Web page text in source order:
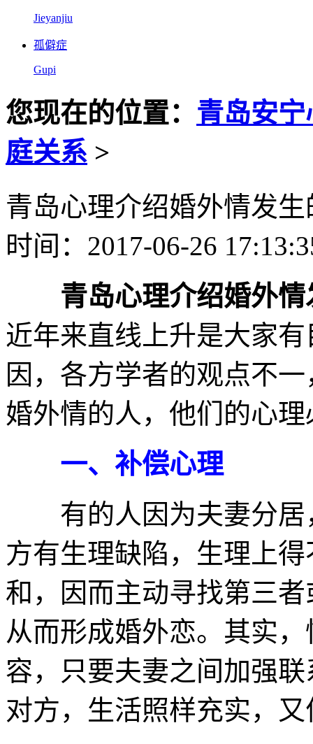
Jieyanjiu
孤僻症
Gupi
您现在的位置： 青岛安
庭关系 >
青岛心理介绍婚外情发
时间：2017-06-26
青岛心理介绍婚外
近年来直线上升是大家
因，各方学者的观点不
婚外情的人，他们的心
一、补偿心理
有的人因为夫妻分居
方有生理缺陷，生理上
和，因而主动寻找第三
从而形成婚外恋。其实
容，只要夫妻之间加强
对方，生活照样充实，